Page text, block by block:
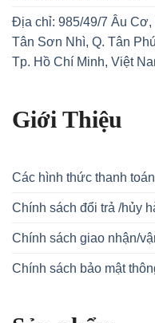
Địa chỉ: 985/49/7 Âu Cơ,
Tân Sơn Nhì, Q. Tân
Tp. Hồ Chí Minh, Việt
Giới Thiệu
Các hình thức thanh toán
Chính sách đổi trả /hủy
Chính sách giao nhận/
Chính sách bảo mật